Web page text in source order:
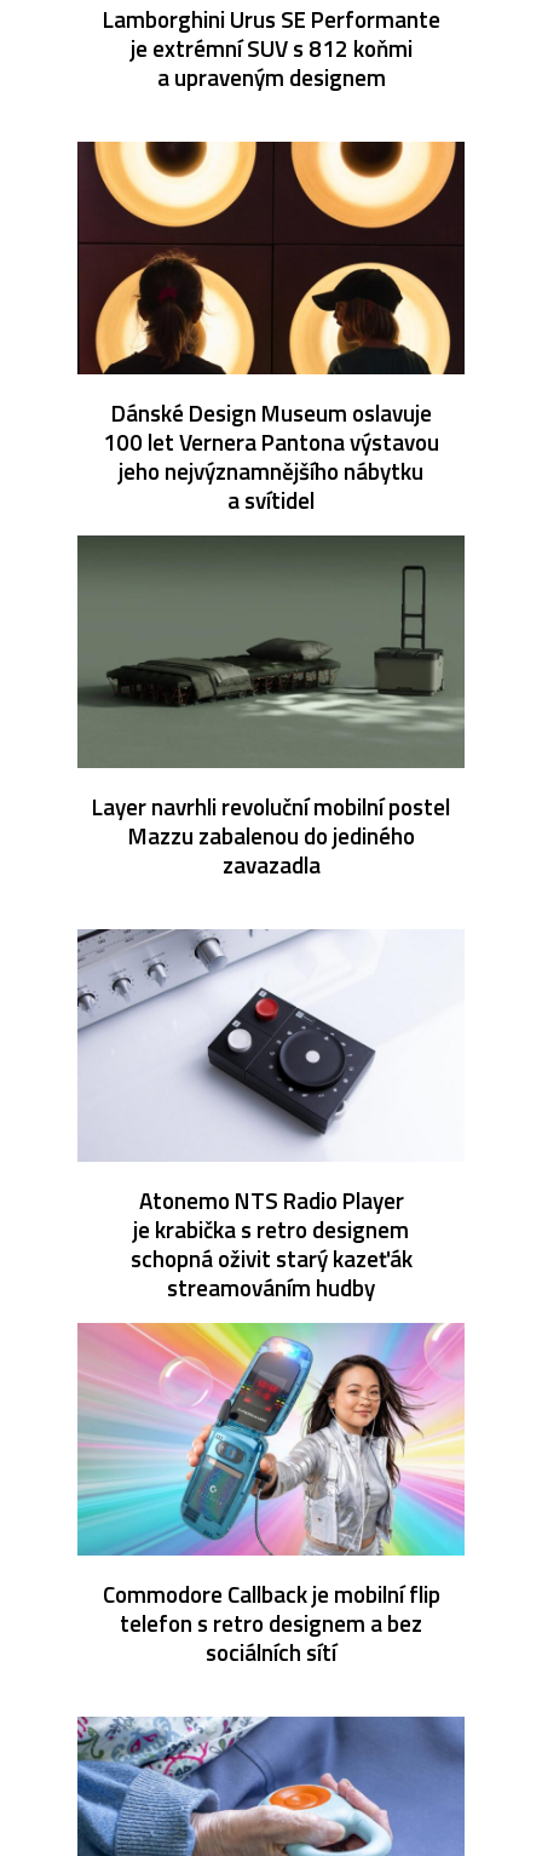
Lamborghini Urus SE Performante
je extrémní SUV s 812 koňmi
a upraveným designem
Dánské Design Museum oslavuje
100 let Vernera Pantona výstavou
jeho nejvýznamnějšího nábytku
a svítidel
Layer navrhli revoluční mobilní postel
Mazzu zabalenou do jediného
zavazadla
Atonemo NTS Radio Player
je krabička s retro designem
schopná oživit starý kazeťák
streamováním hudby
Commodore Callback je mobilní flip
telefon s retro designem a bez
sociálních sítí